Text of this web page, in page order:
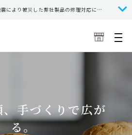
より被災した弊社製品の修理対応につきまして
手づくりで広が
る。